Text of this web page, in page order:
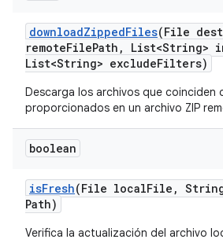
downloadZippedFiles(File dest
remoteFilePath , List<String>
List<String> excludeFilters)
Descarga los archivos que coinciden
proporcionados en un archivo ZIP
boolean
isFresh(File localFile ,
Path)
Verifica la actualización del archivo